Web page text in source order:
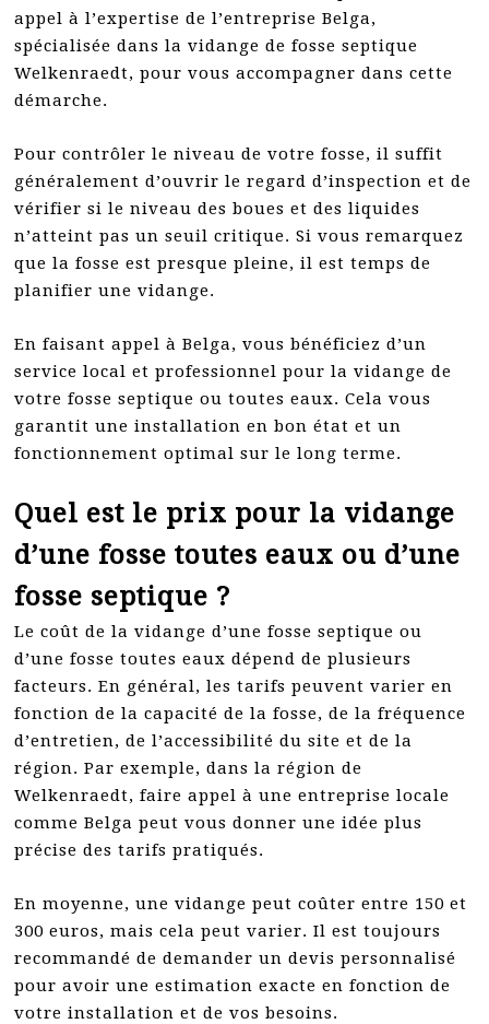
appel à l’expertise de l’entreprise Belga,
spécialisée dans la vidange de fosse septique
Welkenraedt, pour vous accompagner dans cette
démarche.
Pour contrôler le niveau de votre fosse, il suffit
généralement d’ouvrir le regard d’inspection et de
vérifier si le niveau des boues et des liquides
n’atteint pas un seuil critique. Si vous remarquez
que la fosse est presque pleine, il est temps de
planifier une vidange.
En faisant appel à Belga, vous bénéficiez d’un
service local et professionnel pour la vidange de
votre fosse septique ou toutes eaux. Cela vous
garantit une installation en bon état et un
fonctionnement optimal sur le long terme.
Quel est le prix pour la vidange
d’une fosse toutes eaux ou d’une
fosse septique ?
Le coût de la vidange d’une fosse septique ou
d’une fosse toutes eaux dépend de plusieurs
facteurs. En général, les tarifs peuvent varier en
fonction de la capacité de la fosse, de la fréquence
d’entretien, de l’accessibilité du site et de la
région. Par exemple, dans la région de
Welkenraedt, faire appel à une entreprise locale
comme Belga peut vous donner une idée plus
précise des tarifs pratiqués.
En moyenne, une vidange peut coûter entre 150 et
300 euros, mais cela peut varier. Il est toujours
recommandé de demander un devis personnalisé
pour avoir une estimation exacte en fonction de
votre installation et de vos besoins.